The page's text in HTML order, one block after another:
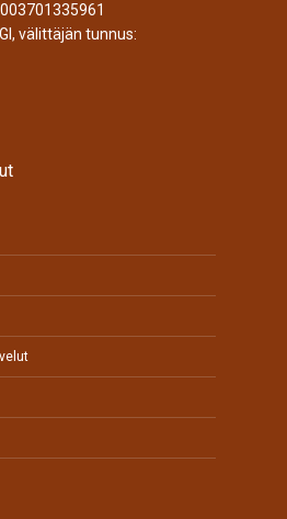
välittäjän tunnus: